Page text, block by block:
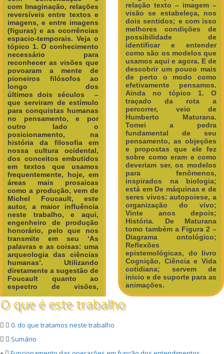
com Imaginação, relações
reversíveis entre textos e
imagens, e entre imagens
(figuras) e as ocorrências
espacio-temporais. Veja o
tópico 1. O conhecimento
necessário para
reconhecer as visões que
povoaram a mente de
pioneiros filósofos ao
longo dos
últimos dois séculos –
que serviram de estímulo
para conquistas humanas
no pensamento, e por
outro lado o
posicionamento, na
história da filosofia em
nossa cultura ocidental,
dos conceitos embutidos
em textos que usamos
frequentemente, hoje, em
áreas mais prosaicas
como a produção, vem de
Michel Foucault, este
autor, a maior influência
neste trabalho, e aqui,
engenheiro de produção
honorário, pelo que nos
transmite em seu ‘As
palavras e as coisas: uma
arqueologia das ciências
humanas’.
Utilizando
diretamente a sugestão de
Foucault quanto ao
espectro de visões,
relação texto – imagem –
visão se estabeleça, nos
dois sentidos; e com isso
melhores condições de
possibilidade de
identificar e entender
como são os modelos que
usamos aqui e agora. E de
descobrir um pouco mais
de perto o modo como
efetivamente pensamos.
Ainda no tópico 1. O
traçado da rota a
percorrer, veio de
Humberto Maturana.
Tomei a pedra
fundamental de seu
pensamento, as objeções
e propostas que ele fez
sobre como eram e como
deveriam ser, os modelos
para fenômenos,
inspirados na biologia;
está em De máquinas e de
seres vivos: autopoiese, a
organização do vivo;
Vinte anos depois;
História. De Maturana
tomo também a Figura 2 –
Diagrama ontológico;
Reflexões
epistemológicas, do livro
Cognição, Ciência e Vida
cotidiana; servem de
inicio e de suporte para as
animações.
O que é este trabalho
0. do que tratamos neste trabalho
Sumário